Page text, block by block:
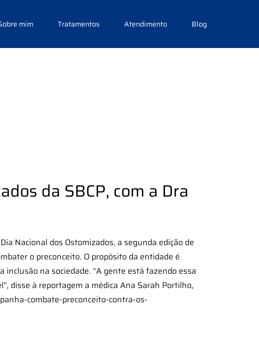
mim Tratamentos Atendimento Blog
da SBCP, com a Dra
Nacional dos Ostomizados, a segunda edição de
o preconceito. O propósito da entidade é
na sociedade. “A gente está fazendo essa
disse à reportagem a médica Ana Sarah Portilho,
combate-preconceito-contra-os-